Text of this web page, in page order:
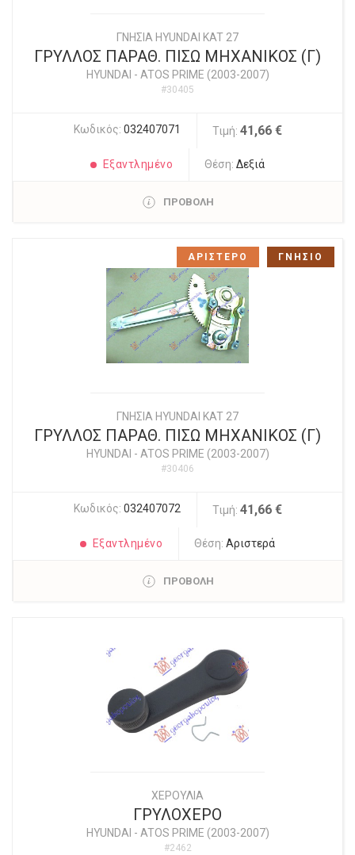
ΓΝΗΣΙΑ HYUNDAI KAT 27
ΓΡΥΛΛΟΣ ΠΑΡΑΘ. ΠΙΣΩ ΜΗΧΑΝΙΚΟΣ (Γ)
HYUNDAI - ATOS PRIME (2003-2007)
#30405
Κωδικός: 032407071 Τιμή: 41,66 €
Εξαντλημένο Θέση:Δεξιά
ΠΡΟΒΟΛΗ
ΓΝΗΣΙΑ HYUNDAI KAT 27
ΓΡΥΛΛΟΣ ΠΑΡΑΘ. ΠΙΣΩ ΜΗΧΑΝΙΚΟΣ (Γ)
HYUNDAI - ATOS PRIME (2003-2007)
#30406
Κωδικός: 032407072 Τιμή: 41,66 €
Εξαντλημένο Θέση:Αριστερά
ΠΡΟΒΟΛΗ
ΑΡΙΣΤΕΡΟ ΓΝΗΣΙΟ
ΧΕΡΟΥΛΙΑ
ΓΡΥΛΟΧΕΡΟ
HYUNDAI - ATOS PRIME (2003-2007)
#2462